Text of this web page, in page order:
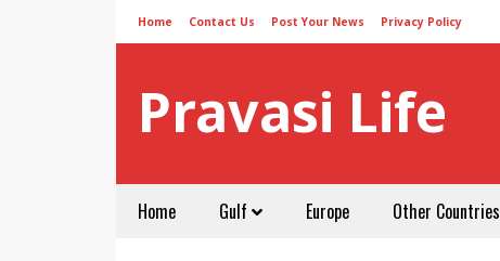
Home Contact Us Post Your News Privacy Policy
Pravasi Life
Home Gulf Europe Other Countries